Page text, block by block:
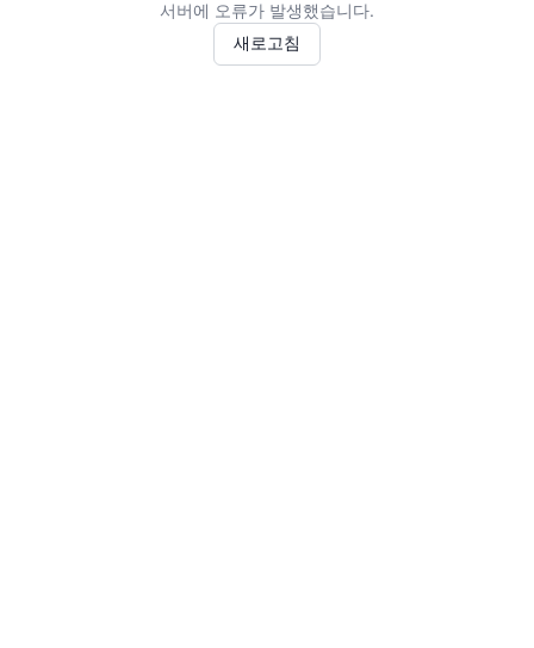
서버에 오류가 발생했습니다.
새로고침